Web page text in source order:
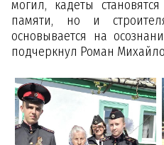
могил, кадеты
памяти, но и
основывается на
подчеркнул Роман